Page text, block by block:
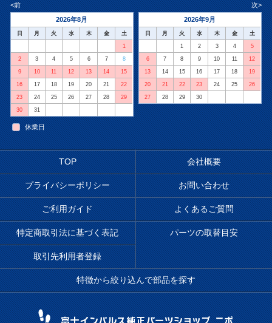
<前
次>
2026年8月
日 月 火 水 木 金 土
1
2 3 4 5 6 7 8
9 10 11 12 13 14 15
16 17 18 19 20 21 22
23 24 25 26 27 28 29
30 31
2026年9月
日 月 火 水 木 金 土
1 2 3 4 5
6 7 8 9 10 11 12
13 14 15 16 17 18 19
20 21 22 23 24 25 26
27 28 29 30
休業日
TOP 会社概要
プライバシーポリシー お問い合わせ
ご利用ガイド よくあるご質問
特定商取引法に基づく表記 パーツの取替目安
取引先利用者登録
特徴から絞り込んで部品を探す